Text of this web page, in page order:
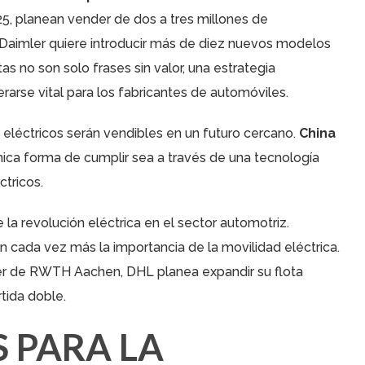
planean vender de dos a tres millones de
quiere introducir más de diez nuevos modelos
no son solo frases sin valor, una estrategia
vital para los fabricantes de automóviles.
serán vendibles en un futuro cercano. China
forma de cumplir sea a través de una tecnología
revolución eléctrica en el sector automotriz.
cada vez más la importancia de la movilidad eléctrica.
RWTH Aachen, DHL planea expandir su flota
doble.
PARA LA